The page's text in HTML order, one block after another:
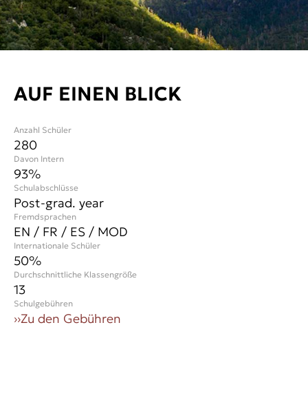
AUF EINEN BLICK
Anzahl Schüler
280
Davon Intern
93%
Schulabschlüsse
Post-grad. year
Durchschnittliche Klassengröße
13
Internationale Schüler
50%
Fremdsprachen
EN / FR / ES / MOD
Schulgebühren
››Zu den Gebühren